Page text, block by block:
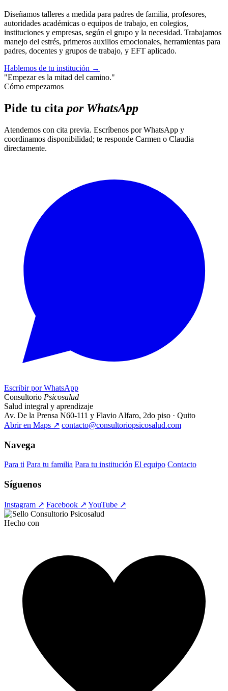
Diseñamos talleres a medida para padres de familia, profesores,
autoridades académicas o equipos de trabajo, en colegios,
instituciones y empresas, según el grupo y la necesidad. Trabajamos
manejo del estrés, primeros auxilios emocionales, herramientas para
padres, docentes y grupos de trabajo, y EFT aplicado.
Hablemos de tu institución →
"Empezar es la mitad del camino."
Cómo empezamos
Pide tu cita por WhatsApp
Atendemos con cita previa. Escríbenos por WhatsApp y
coordinamos disponibilidad; te responde Carmen o Claudia
directamente.
Escribir por WhatsApp
Consultorio Psicosalud
Salud integral y aprendizaje
Av. De la Prensa N60-111 y Flavio Alfaro, 2do piso · Quito
Abrir en Maps ↗ contacto@consultoriopsicosalud.com
Navega
Para ti Para tu familia Para tu institución El equipo Contacto
Síguenos
Instagram ↗ Facebook ↗ YouTube ↗
Hecho con